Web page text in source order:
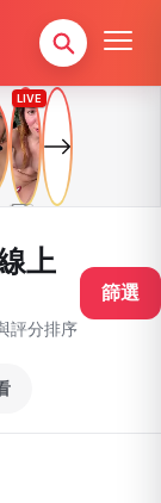
上
評分排序
篩選